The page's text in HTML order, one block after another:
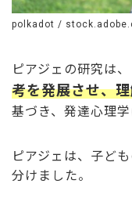
polkadot /
ピアジェの研究は、
考を発展させ、
基づき、発達心理
ピアジェは、子ど
分けました。